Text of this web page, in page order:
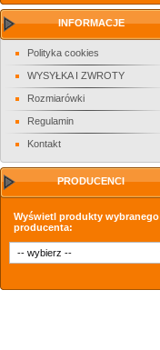
INFORMACJE
Polityka cookies
WYSYŁKA I ZWROTY
Rozmiarówki
Regulamin
Kontakt
PRODUCENCI
Wyświetl produkty wybranego
producenta: